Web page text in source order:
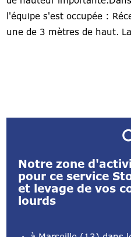
l'équipe s'est occupée :
une de 3 mètres de haut.
Notre zone
pour ce service
et levage de vos
lourds